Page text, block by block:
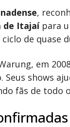
,
de Itajaípara
de quase
em
shows
fãs de todo